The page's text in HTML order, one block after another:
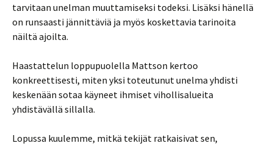
tarvitaan unelman muuttamiseksi todeksi. Lisäksi hänellä
on runsaasti jännittäviä ja myös koskettavia tarinoita
näiltä ajoilta.
Haastattelun loppupuolella Mattson kertoo
konkreettisesti, miten yksi toteutunut unelma yhdisti
keskenään sotaa käyneet ihmiset vihollisalueita
yhdistävällä sillalla.
Lopussa kuulemme, mitkä tekijät ratkaisivat sen,